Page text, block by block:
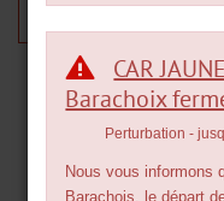
Veuillez réessayer.
CAR
Barachoix
Perturbation-
Nous vous informons
Barachois, le départ